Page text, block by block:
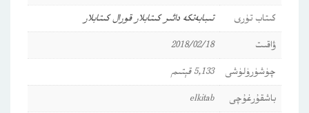
كىتاب تۈرى
تىبابەتكە دائىر كىتابلار قورال كىتابلار
ۋاقىت
2018/02/18
چۈشۈرۈلۈشى
5,133 قېتىم
باشقۇرغۇچى
elkitab